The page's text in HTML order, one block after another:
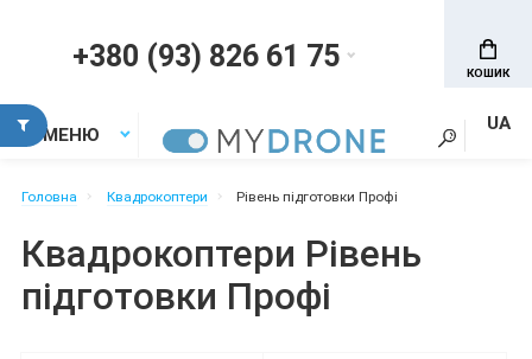
+380 (93) 826 61 75 КОШИК
МЕНЮ
UA
Головна Квадрокоптери Рівень підготовки Профі
Квадрокоптери Рівень
підготовки Профі